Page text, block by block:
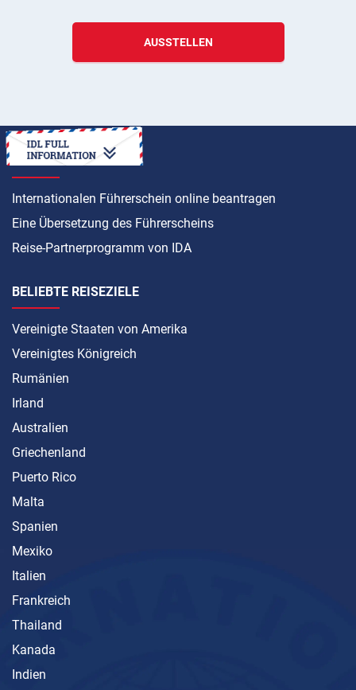
AUSSTELLEN
ANLEITUNG
Internationalen Führerschein online beantragen
Eine Übersetzung des Führerscheins
Reise-Partnerprogramm von IDA
BELIEBTE REISEZIELE
Vereinigte Staaten von Amerika
Vereinigtes Königreich
Rumänien
Irland
Australien
Griechenland
Puerto Rico
Malta
Spanien
Mexiko
Italien
Frankreich
Thailand
Kanada
Indien